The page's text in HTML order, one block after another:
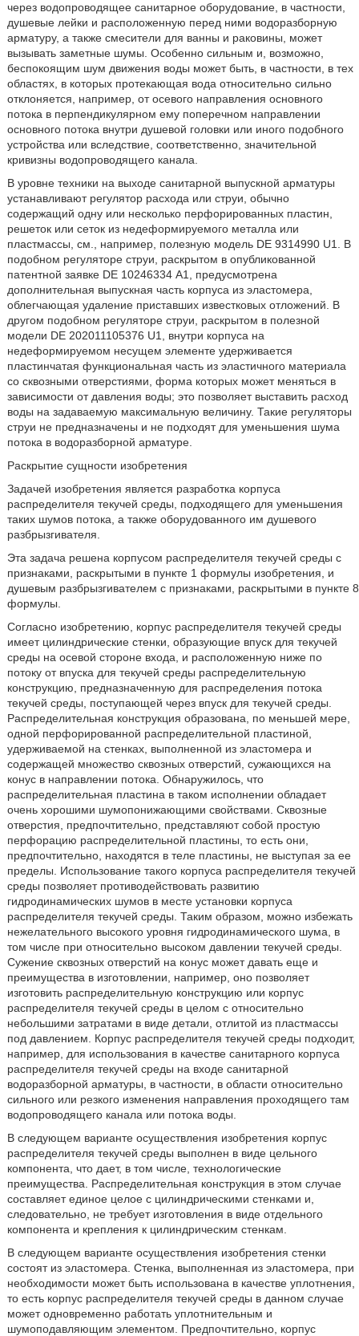
через водопроводящее санитарное оборудование, в частности,
душевые лейки и расположенную перед ними водоразборную
арматуру, а также смесители для ванны и раковины, может
вызывать заметные шумы. Особенно сильным и, возможно,
беспокоящим шум движения воды может быть, в частности, в тех
областях, в которых протекающая вода относительно сильно
отклоняется, например, от осевого направления основного
потока в перпендикулярном ему поперечном направлении
основного потока внутри душевой головки или иного подобного
устройства или вследствие, соответственно, значительной
кривизны водопроводящего канала.
В уровне техники на выходе санитарной выпускной арматуры
устанавливают регулятор расхода или струи, обычно
содержащий одну или несколько перфорированных пластин,
решеток или сеток из недеформируемого металла или
пластмассы, см., например, полезную модель DE 9314990 U1. В
подобном регуляторе струи, раскрытом в опубликованной
патентной заявке DE 10246334 А1, предусмотрена
дополнительная выпускная часть корпуса из эластомера,
облегчающая удаление приставших известковых отложений. В
другом подобном регуляторе струи, раскрытом в полезной
модели DE 202011105376 U1, внутри корпуса на
недеформируемом несущем элементе удерживается
пластинчатая функциональная часть из эластичного материала
со сквозными отверстиями, форма которых может меняться в
зависимости от давления воды; это позволяет выставить расход
воды на задаваемую максимальную величину. Такие регуляторы
струи не предназначены и не подходят для уменьшения шума
потока в водоразборной арматуре.
Раскрытие сущности изобретения
Задачей изобретения является разработка корпуса
распределителя текучей среды, подходящего для уменьшения
таких шумов потока, а также оборудованного им душевого
разбрызгивателя.
Эта задача решена корпусом распределителя текучей среды с
признаками, раскрытыми в пункте 1 формулы изобретения, и
душевым разбрызгивателем с признаками, раскрытыми в пункте 8
формулы.
Согласно изобретению, корпус распределителя текучей среды
имеет цилиндрические стенки, образующие впуск для текучей
среды на осевой стороне входа, и расположенную ниже по
потоку от впуска для текучей среды распределительную
конструкцию, предназначенную для распределения потока
текучей среды, поступающей через впуск для текучей среды.
Распределительная конструкция образована, по меньшей мере,
одной перфорированной распределительной пластиной,
удерживаемой на стенках, выполненной из эластомера и
содержащей множество сквозных отверстий, сужающихся на
конус в направлении потока. Обнаружилось, что
распределительная пластина в таком исполнении обладает
очень хорошими шумопонижающими свойствами. Сквозные
отверстия, предпочтительно, представляют собой простую
перфорацию распределительной пластины, то есть они,
предпочтительно, находятся в теле пластины, не выступая за ее
пределы. Использование такого корпуса распределителя текучей
среды позволяет противодействовать развитию
гидродинамических шумов в месте установки корпуса
распределителя текучей среды. Таким образом, можно избежать
нежелательного высокого уровня гидродинамического шума, в
том числе при относительно высоком давлении текучей среды.
Сужение сквозных отверстий на конус может давать еще и
преимущества в изготовлении, например, оно позволяет
изготовить распределительную конструкцию или корпус
распределителя текучей среды в целом с относительно
небольшими затратами в виде детали, отлитой из пластмассы
под давлением. Корпус распределителя текучей среды подходит,
например, для использования в качестве санитарного корпуса
распределителя текучей среды на входе санитарной
водоразборной арматуры, в частности, в области относительно
сильного или резкого изменения направления проходящего там
водопроводящего канала или потока воды.
В следующем варианте осуществления изобретения корпус
распределителя текучей среды выполнен в виде цельного
компонента, что дает, в том числе, технологические
преимущества. Распределительная конструкция в этом случае
составляет единое целое с цилиндрическими стенками и,
следовательно, не требует изготовления в виде отдельного
компонента и крепления к цилиндрическим стенкам.
В следующем варианте осуществления изобретения стенки
состоят из эластомера. Стенка, выполненная из эластомера, при
необходимости может быть использована в качестве уплотнения,
то есть корпус распределителя текучей среды в данном случае
может одновременно работать уплотнительным и
шумоподавляющим элементом. Предпочтительно, корпус